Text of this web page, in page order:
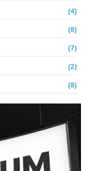
(4)
(8)
(7)
(2)
(8)